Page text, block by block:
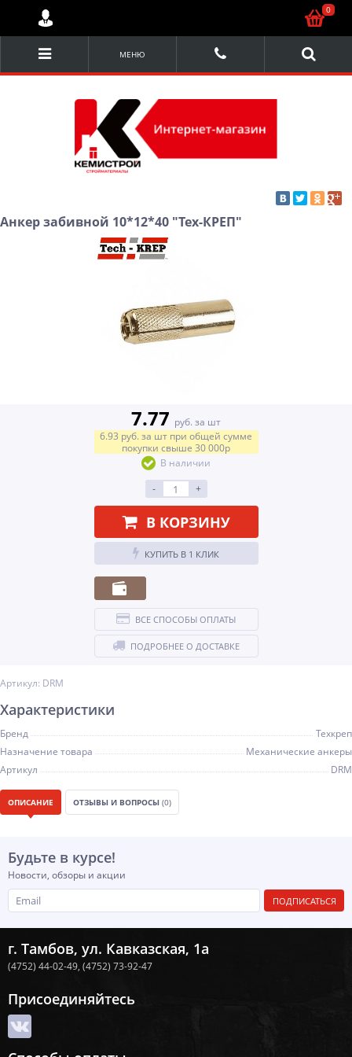
МЕНЮ
Анкер забивной 10*12*40 "Тех-КРЕП"
Артикул: DRM
7.77 руб. за шт
6.93 руб. за шт при общей сумме
покупки свыше 30 000р
В наличии
-
+
В КОРЗИНУ
КУПИТЬ В 1 КЛИК
ВСЕ СПОСОБЫ ОПЛАТЫ
ПОДРОБНЕЕ О ДОСТАВКЕ
Характеристики
Бренд
Техкреп
Назначение товара
Механические анкеры
Артикул
DRM
ОПИСАНИЕ ОТЗЫВЫ И ВОПРОСЫ (0)
Будьте в курсе!
Новости, обзоры и акции
ПОДПИСАТЬСЯ
г. Тамбов, ул. Кавказская, 1а
(4752) 44-02-49, (4752) 73-92-47
Присоединяйтесь
0